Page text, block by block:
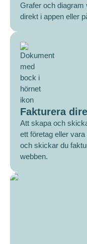
Grafer och diagram
direkt i appen eller
Fakturera
Att skapa och
ett företag eller
och skickar du
webben.